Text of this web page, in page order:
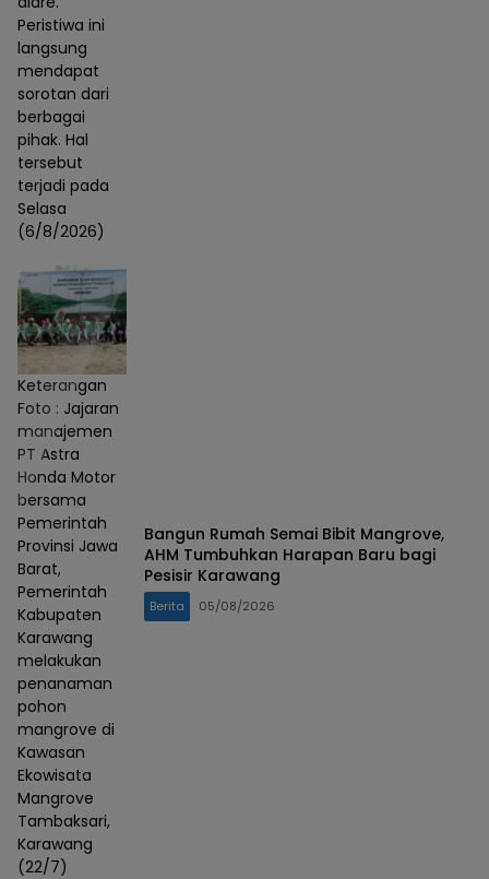
Peristiwa ini
langsung
mendapat
sorotan dari
berbagai
pihak. Hal
tersebut
terjadi pada
Selasa
(6/8/2026)
Keterangan
Foto : Jajaran
manajemen
PT Astra
Honda Motor
bersama
Pemerintah
Provinsi Jawa
Barat,
Pemerintah
Kabupaten
Karawang
melakukan
penanaman
pohon
mangrove di
Kawasan
Ekowisata
Mangrove
Tambaksari,
Karawang
(22/7)
Bangun Rumah Semai Bibit Mangrove,
AHM Tumbuhkan Harapan Baru bagi
Pesisir Karawang
Berita 05/08/2026